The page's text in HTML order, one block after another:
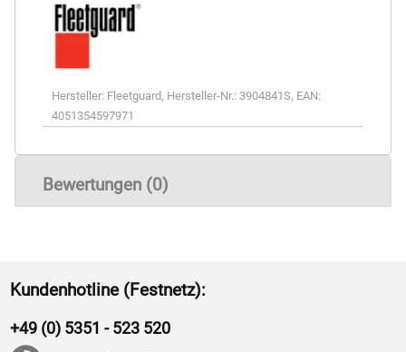
Hersteller: Fleetguard , Hersteller-Nr.: 3904841S, EAN:
4051354597971
Bewertungen (0)
Kundenhotline (Festnetz):
+49 (0) 5351 - 523 520